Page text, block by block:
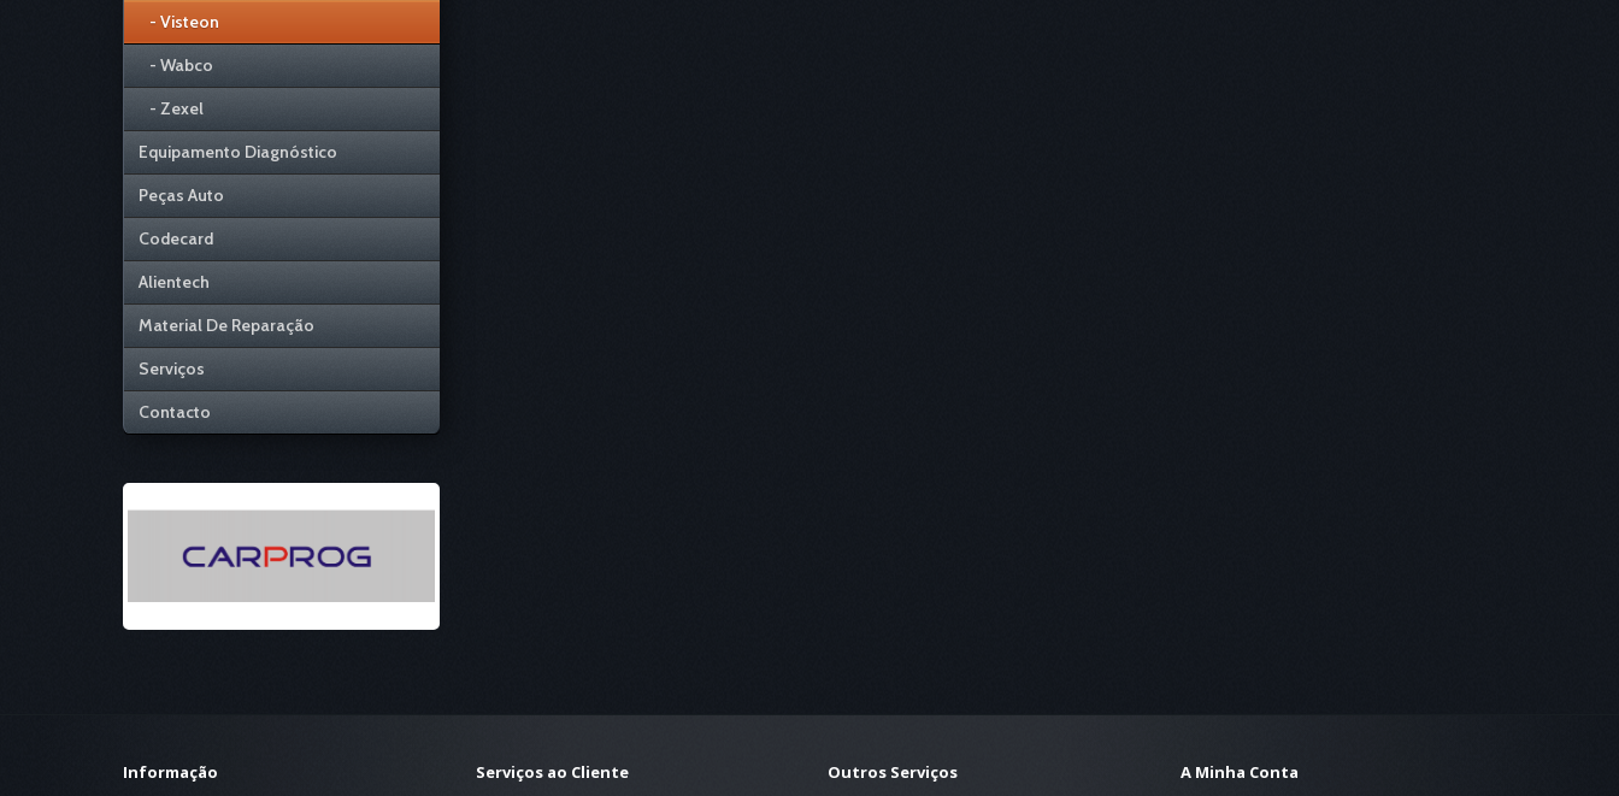
- Visteon
- Wabco
- Zexel
Equipamento Diagnóstico
Peças Auto
Codecard
Alientech
Material De Reparação
Serviços
Contacto
Informação
Serviços ao Cliente
Outros Serviços
A Minha Conta